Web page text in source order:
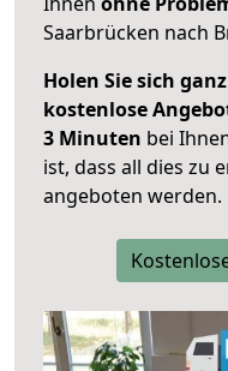
Saarbrücken nach
Holen Sie sich
kostenlose
3 Minuten bei
ist, dass all dies zu
angeboten werden.